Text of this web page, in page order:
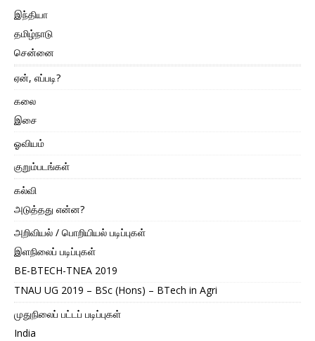
இந்தியா
தமிழ்நாடு
சென்னை
ஏன், எப்படி?
கலை
இசை
ஓவியம்
குறும்படங்கள்
கல்வி
அடுத்தது என்ன?
அறிவியல் / பொறியியல் படிப்புகள்
இளநிலைப் படிப்புகள்
BE-BTECH-TNEA 2019
TNAU UG 2019 – BSc (Hons) – BTech in Agri
முதுநிலைப் பட்டப் படிப்புகள்
India